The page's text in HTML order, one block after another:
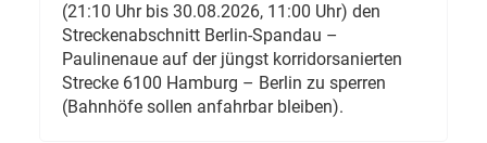
(21:10 Uhr bis 30.08.2026, 11:00 Uhr) den
Streckenabschnitt Berlin-Spandau –
Paulinenaue auf der jüngst korridorsanierten
Strecke 6100 Hamburg – Berlin zu sperren
(Bahnhöfe sollen anfahrbar bleiben).